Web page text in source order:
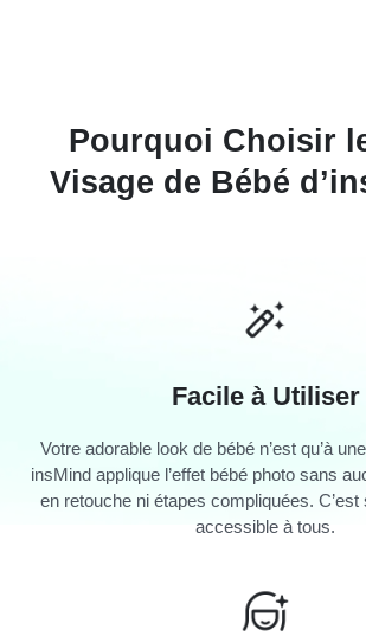
Pourquoi Choisir
Visage de Bébé
Facile à Utiliser
Votre adorable look de bébé n’est qu’à
insMind applique l’effet bébé photo sans
en retouche ni étapes compliquées.
accessible à tous.